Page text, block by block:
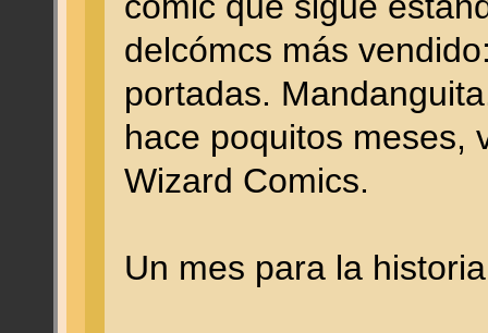
delcómcs más
portadas.
hace poquitos meses,
Wizard Comics.
Un mes para la